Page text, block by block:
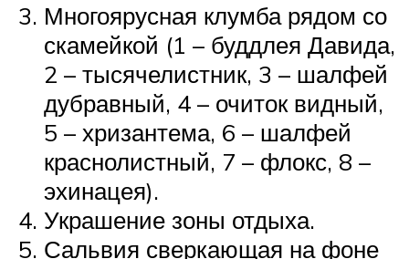
Многоярусная клумба рядом со
скамейкой (1 – буддлея Давида,
2 – тысячелистник, 3 – шалфей
дубравный, 4 – очиток видный,
5 – хризантема, 6 – шалфей
краснолистный, 7 – флокс, 8 –
эхинацея).
Украшение зоны отдыха.
Сальвия сверкающая на фоне